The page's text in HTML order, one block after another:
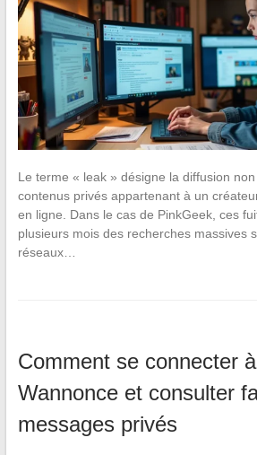
Le terme « leak » désigne la diffusion
contenus privés appartenant à un
en ligne. Dans le cas de PinkGeek, ces
plusieurs mois des recherches massives
réseaux…
Comment se connecter à
Wannonce et consulter
messages privés